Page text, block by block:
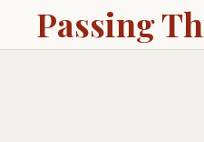
Passing